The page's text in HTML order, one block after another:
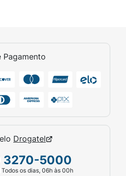
Pagamento
Drogatel
3270-5000
Todos os dias, 06h às 00h